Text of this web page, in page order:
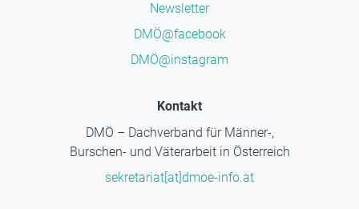
Newsletter
DMÖ@facebook
DMÖ@instagram
Kontakt
DMÖ – Dachverband für Männer-,
Burschen- und Väterarbeit in Österreich
sekretariat[at]dmoe-info.at